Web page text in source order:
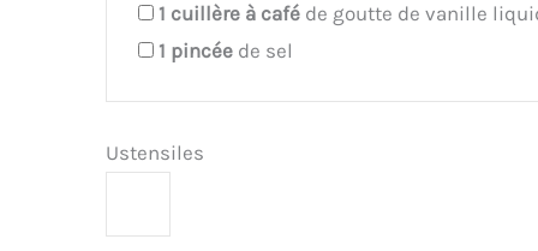
1 cuillère à café de goutte de vanille
1 pincée de sel
Ustensiles